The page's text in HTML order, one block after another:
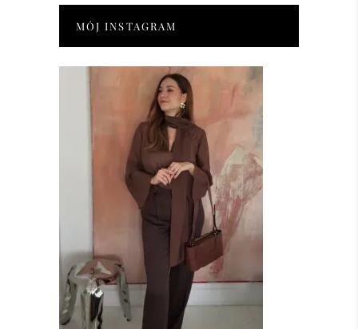
MÓJ INSTAGRAM